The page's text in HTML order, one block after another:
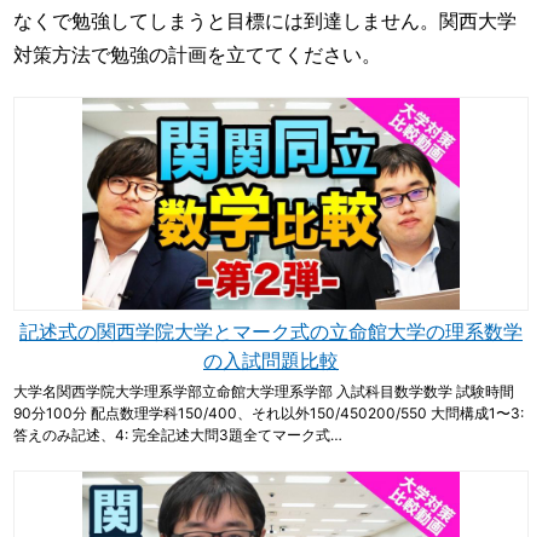
なくで勉強してしまうと目標には到達しません。関西大学
対策方法で勉強の計画を立ててください。
記述式の関西学院大学とマーク式の立命館大学の理系数学
の入試問題比較
大学名関西学院大学理系学部立命館大学理系学部 入試科目数学数学 試験時間
90分100分 配点数理学科150/400、それ以外150/450200/550 大問構成1〜3:
答えのみ記述、4: 完全記述大問3題全てマーク式…